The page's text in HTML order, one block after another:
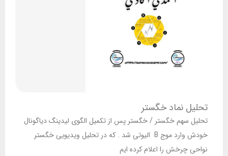
تحلیل نماد خگستر
تحلیل سهم خگستر / خگستر پس از تکمیل الگوی لیدینگ دیاگونال
خودش وارد موج B الیوتی شد . که در تحلیل ویدیویی خگستر
نواحی چرخش را اعلام کرده ایم